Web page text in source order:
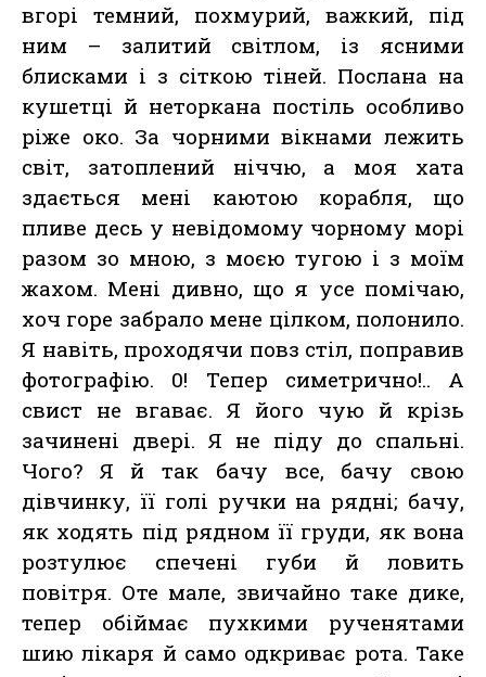
вгорі темний, похмурий, важкий, під
ним – залитий світлом, із ясними
блисками і з сіткою тіней. Послана на
кушетці й неторкана постіль особливо
ріже око. За чорними вікнами лежить
світ, затоплений ніччю, a моя хата
здається мені каютою корабля, що
пливе десь у невідомому чорному морі
разом зо мною, з моєю тугою і з моїм
жахом. Мені дивно, що я усе помічаю,
хоч горе забрало мене цілком, полонило.
Я навіть, проходячи повз стіл, поправив
фотографію. 0! Тепер симетрично!.. А
свист не вгаває. Я його чую й крізь
зачинені двері. Я не піду до спальні.
Чого? Я й так бачу все, бачу свою
дівчинку, її голі ручки на рядні; бачу,
як ходять під рядном її груди, як вона
розтулює спечені губи й ловить
повітря. Оте мале, звичайно таке дике,
тепер обіймає пухкими рученятами
шию лікаря й само одкриває рота. Таке